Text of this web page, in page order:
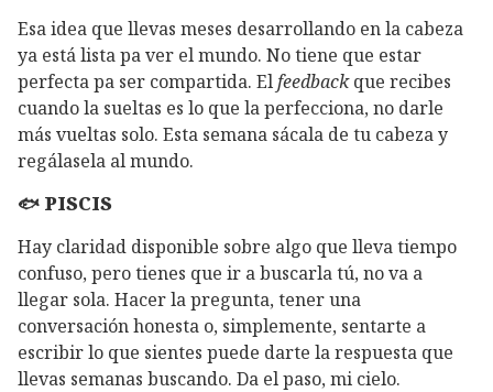
Esa idea que llevas meses desarrollando en la cabeza
ya está lista pa ver el mundo. No tiene que estar
perfecta pa ser compartida. Elfeedbackque recibes
cuando la sueltas es lo que la perfecciona, no darle
más vueltas solo. Esta semana sácala de tu cabeza y
regálasela al mundo.
🐟 PISCIS
Hay claridad disponible sobre algo que lleva tiempo
confuso, pero tienes que ir a buscarla tú, no va a
llegar sola. Hacer la pregunta, tener una
conversación honesta o, simplemente, sentarte a
escribir lo que sientes puede darte la respuesta que
llevas semanas buscando. Da el paso, mi cielo.